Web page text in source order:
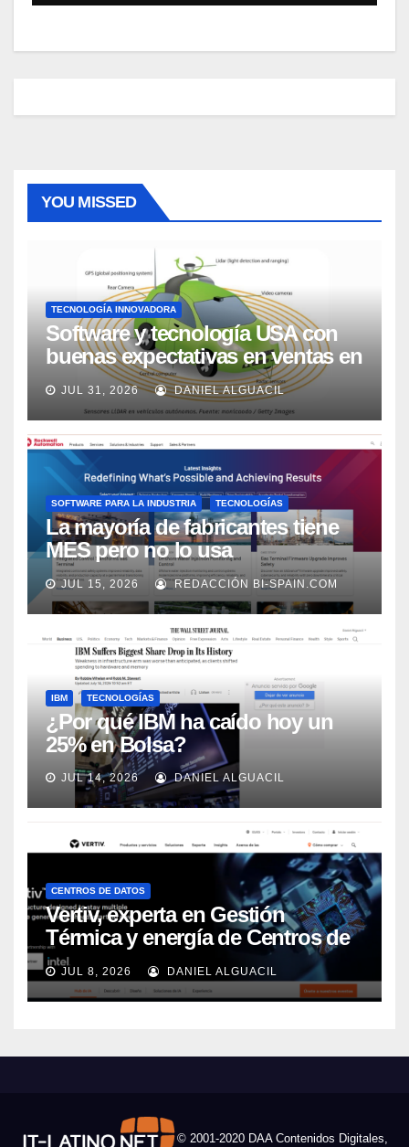
YOU MISSED
TECNOLOGÍA INNOVADORA
Software y tecnología USA con
buenas expectativas en ventas en
los próximos 2 años, según
Market Watch
JUL 31, 2026 DANIEL ALGUACIL
SOFTWARE PARA LA INDUSTRIA TECNOLOGÍAS
La mayoría de fabricantes tiene
MES pero no lo usa
adecuadamente, según Rockwell
Automation
JUL 15, 2026 REDACCIÓN BI-SPAIN.COM
IBM TECNOLOGÍAS
¿Por qué IBM ha caído hoy un
25% en Bolsa?
JUL 14, 2026 DANIEL ALGUACIL
CENTROS DE DATOS
Vertiv, experta en Gestión
Térmica y energía de Centros de
Datos, sigue su crecimiento
imparable
JUL 8, 2026 DANIEL ALGUACIL
© 2001-2020 DAA Contenidos Digitales,